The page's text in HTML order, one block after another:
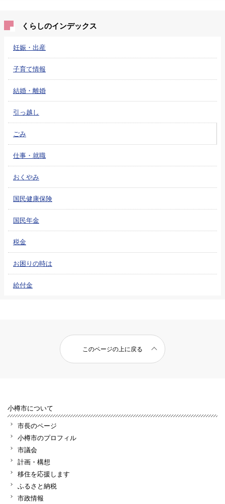
くらしのインデックス
妊娠・出産
子育て情報
結婚・離婚
引っ越し
ごみ
仕事・就職
おくやみ
国民健康保険
国民年金
税金
お困りの時は
給付金
このページの上に戻る
小樽市について
市長のページ
小樽市のプロフィル
市議会
計画・構想
移住を応援します
ふるさと納税
市政情報